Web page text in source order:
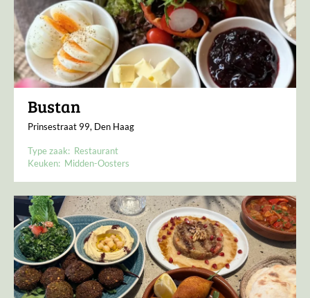
Bustan
Prinsestraat 99, Den Haag
Type zaak: Restaurant
Keuken: Midden-Oosters